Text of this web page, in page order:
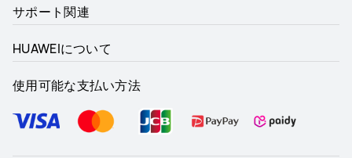
サポート関連
HUAWEIについて
使用可能な支払い方法